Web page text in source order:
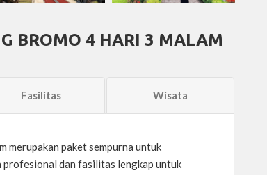
BROMO 4 HARI 3 MALAM
Fasilitas Wisata
merupakan paket sempurna untuk
profesional dan fasilitas lengkap untuk